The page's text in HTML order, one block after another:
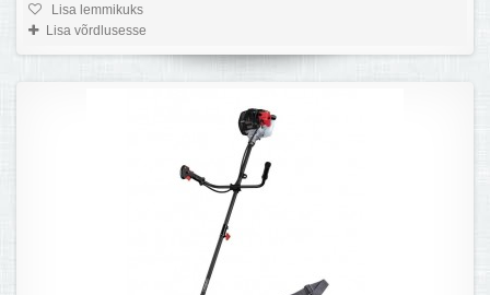
Lisa lemmikuks
Lisa võrdlusesse